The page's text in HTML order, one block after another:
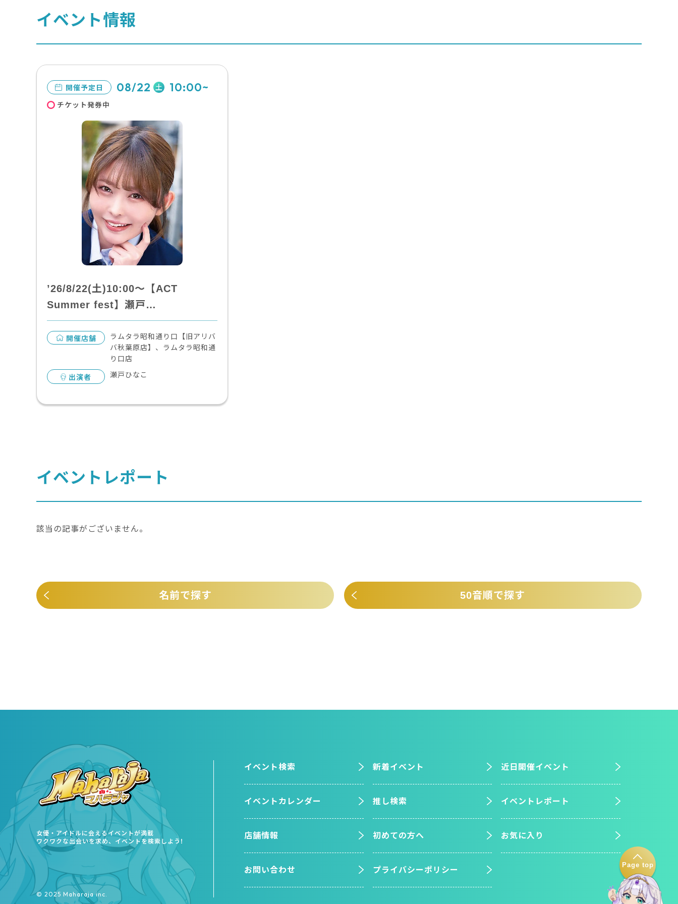
Page top
イベント情報
開催予定日 08/22 土 10:00~
チケット発券中
’26/8/22(土)10:00～【ACT
Summer fest】瀬戸…
開催店舗
ラムタラ昭和通り口【旧アリバ
バ秋葉原店】、ラムタラ昭和通
り口店
出演者 瀬戸ひなこ
イベントレポート
該当の記事がございません。
名前で探す 50音順で探す
女優・アイドルに会えるイベントが満載
ワクワクな出会いを求め、イベントを検索しよう!
©︎ 2025 Maharaja inc.
イベント検索 新着イベント 近日開催イベント
イベントカレンダー 推し検索 イベントレポート
店舗情報 初めての方へ お気に入り
お問い合わせ プライバシーポリシー